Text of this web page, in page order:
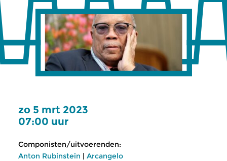
zo 5 mrt 2023
07:00 uur
Componisten/uitvoerenden:
Anton Rubinstein | Arcangelo